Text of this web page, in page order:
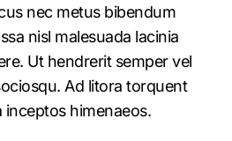
nec metus bibendum
nisl malesuada lacinia
Ut hendrerit semper vel
Ad litora torquent
himenaeos.